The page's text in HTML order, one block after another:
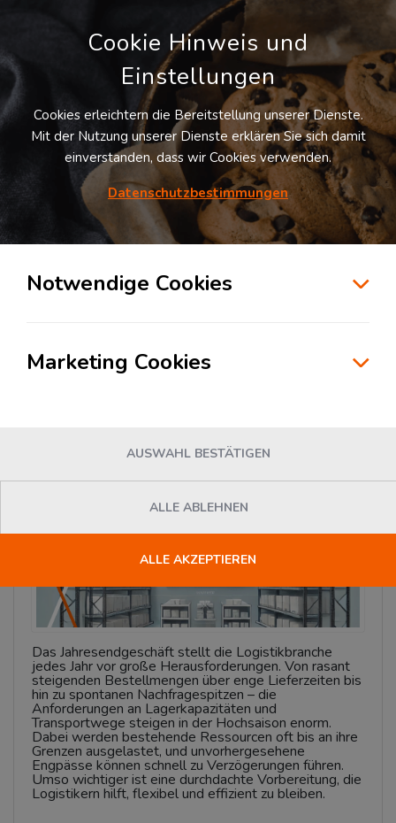
Suche
Jahresendgeschäft 2024 vorbereiten
Das Jahresendgeschäft stellt die Logistikbranche
jedes Jahr vor große Herausforderungen. Von rasant
steigenden Bestellmengen über enge Lieferzeiten bis
hin zu spontanen Nachfragespitzen – die
Anforderungen an Lagerkapazitäten und
Transportwege steigen in der Hochsaison enorm.
Dabei werden bestehende Ressourcen oft bis an ihre
Grenzen ausgelastet, und unvorhergesehene
Engpässe können schnell zu Verzögerungen führen.
Umso wichtiger ist eine durchdachte Vorbereitung, die
Logistikern hilft, flexibel und effizient zu bleiben.
Cookie Hinweis und
Einstellungen
Cookies erleichtern die Bereitstellung unserer Dienste.
Mit der Nutzung unserer Dienste erklären Sie sich damit
einverstanden, dass wir Cookies verwenden.
Datenschutzbestimmungen
Notwendige Cookies
Marketing Cookies
AUSWAHL BESTÄTIGEN
ALLE ABLEHNEN
ALLE AKZEPTIEREN